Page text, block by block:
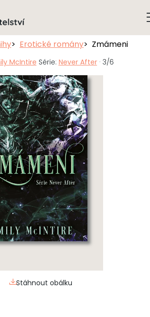
Erotické romány Zmámeni
McIntire Série: Never After· 3/6
Stáhnout obálku